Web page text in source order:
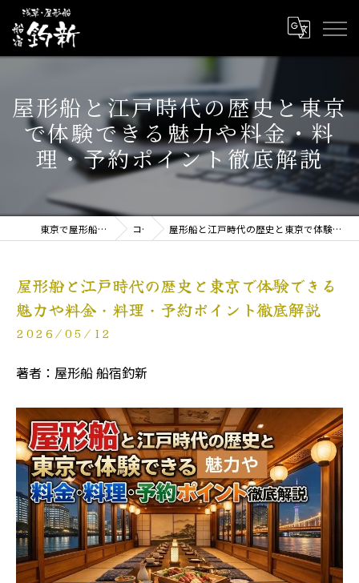
屋形船と江戸時代の歴史と東京
で体験できる魅力や料金・料
理・予約ポイント徹底解説
東京で屋形船なら屋形船 船宿釣新 コラム 屋形船と江戸時代の歴史と東京で体験できる魅力や料金・料理・予約ポイント徹底解説
屋形船と江戸時代の歴史と東京で体験できる
魅力や料金・料理・予約ポイント徹底解説
2026/05/12
著者：屋形船 船宿釣新